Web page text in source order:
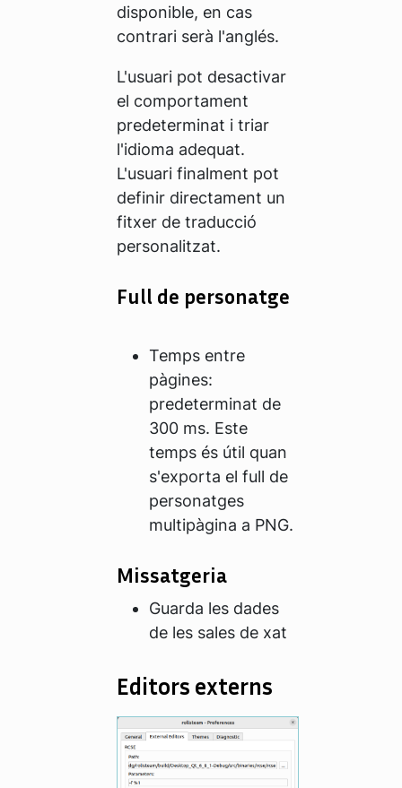
disponible, en cas
contrari serà l'anglés.
L'usuari pot desactivar
el comportament
predeterminat i triar
l'idioma adequat.
L'usuari finalment pot
definir directament un
fitxer de traducció
personalitzat.
Full de personatge
Temps entre
pàgines:
predeterminat de
300 ms. Este
temps és útil quan
s'exporta el full de
personatges
multipàgina a PNG.
Missatgeria
Guarda les dades
de les sales de xat
Editors externs